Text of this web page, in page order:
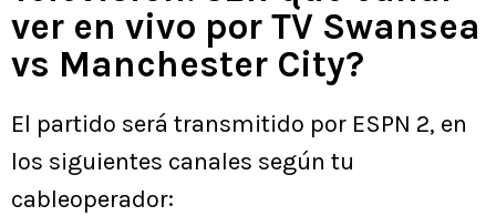
ver en vivo por TV Swansea
vs Manchester City?
El partido será transmitido por ESPN 2, en
los siguientes canales según tu
cableoperador: